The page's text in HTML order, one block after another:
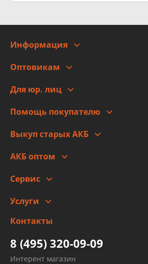
Информация
Адреса
Новости
Правовая информация
Оптовикам
Для юр. лиц
Помощь покупателю
Оплата
Гарантии и возврат
Выкуп старых АКБ
АКБ оптом
Сервис
Заправка кондиционера авто
Детейлинг
Услуги
высокого давления
Тормозных трубок
Рукавов гидроусилителей
Контакты
8 (495) 320-09-09
Интерент магазин